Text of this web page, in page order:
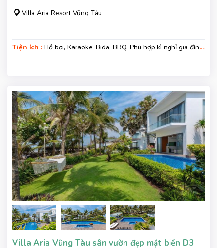
Villa Aria Resort Vũng Tàu
Tiện ích : Hồ bơi, Karaoke, Bida, BBQ, Phù hợp kì nghỉ gia đình,
Villa Aria Vũng Tàu sân vườn đẹp mặt biển D3